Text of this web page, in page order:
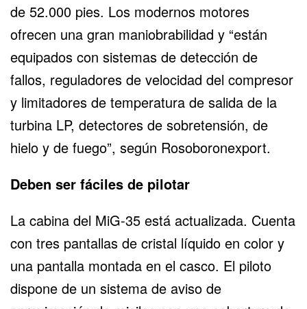
de 52.000 pies. Los modernos motores
ofrecen una gran maniobrabilidad y “están
equipados con sistemas de detección de
fallos, reguladores de velocidad del compresor
y limitadores de temperatura de salida de la
turbina LP, detectores de sobretensión, de
hielo y de fuego”, según Rosoboronexport.
Deben ser fáciles de pilotar
La cabina del MiG-35 está actualizada. Cuenta
con tres pantallas de cristal líquido en color y
una pantalla montada en el casco. El piloto
dispone de un sistema de aviso de